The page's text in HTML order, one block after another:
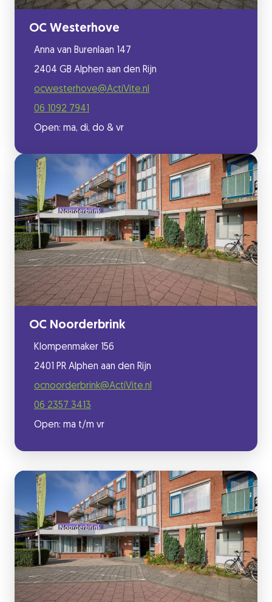
OC Westerhove
Anna van Burenlaan 147
2404 GB Alphen aan den Rijn
ocwesterhove@ActiVite.nl
06 1092 7941
Open: ma, di, do & vr
OC Noorderbrink
Klompenmaker 156
2401 PR Alphen aan den Rijn
ocnoorderbrink@ActiVite.nl
06 2357 3413
Open: ma t/m vr